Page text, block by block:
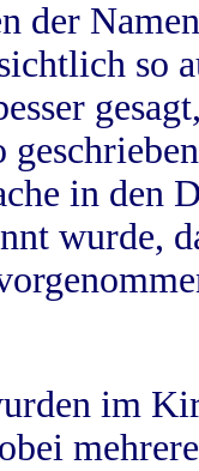
der
so
in
wurde,
im